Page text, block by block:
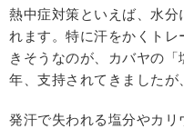
熱中症対策といえば、水
れます。特に汗をかくト
きそうなのが、カバヤの
年、支持されてきましたが
発汗で失われる塩分やカ